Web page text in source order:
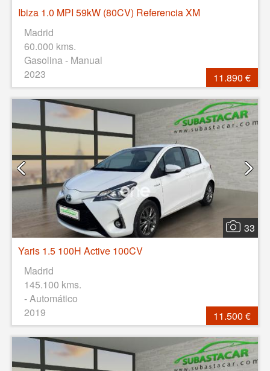
Ibiza 1.0 MPI 59kW (80CV) Referencia XM
Madrid
60.000 kms.
Gasolina - Manual
2023
11.890 €
33
Yaris 1.5 100H Active 100CV
Madrid
145.100 kms.
- Automático
2019
11.500 €